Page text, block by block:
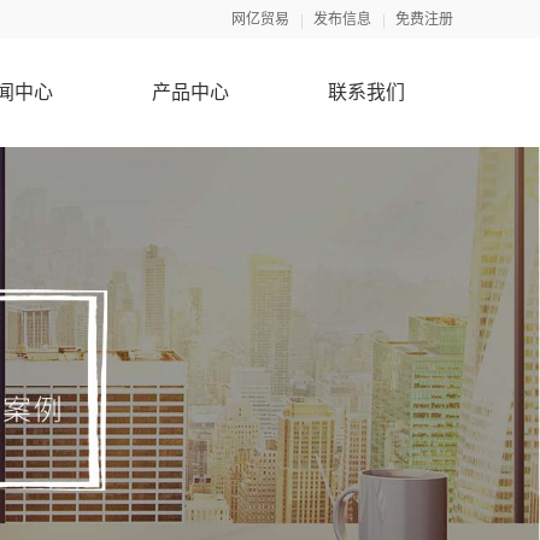
网亿贸易 发布信息 免费注册
中心 产品中心 联系我们